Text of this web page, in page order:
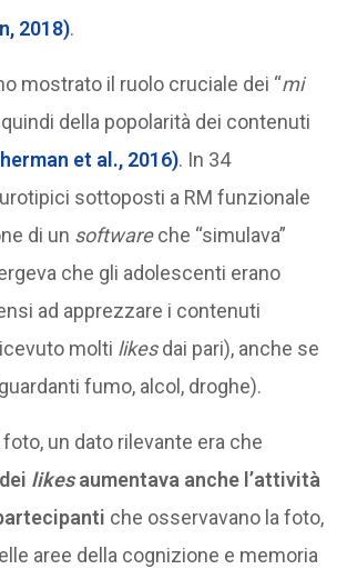
2018).
mostrato il ruolo cruciale dei “mi
della popolarità dei contenuti
et al., 2016). In 34
sottoposti a RM funzionale
di un softwareche “simulava”
che gli adolescenti erano
ad apprezzare i contenuti
molti likesdai pari), anche se
fumo, alcol, droghe).
un dato rilevante era che
likesaumentava anche l’attività
che osservavano la foto,
aree della cognizione e memoria